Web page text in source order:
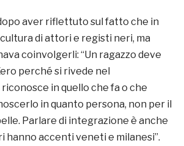
aver riflettuto sul fatto che in
cultura di attori e registi neri, ma
coinvolgerli: “Un ragazzo deve
perché si rivede nel
in quello che fa o che
in quanto persona, non per il
Parlare di integrazione è anche
hanno accenti veneti e milanesi”.